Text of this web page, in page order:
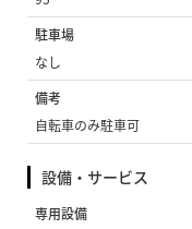
駐車場
なし
備考
自転車のみ駐車可
設備・サービス
専用設備